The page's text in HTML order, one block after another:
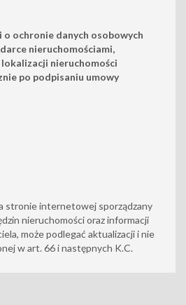
o ochronie danych osobowych
nieruchomościami,
lokalizacji nieruchomości
po podpisaniu umowy
stronie internetowej sporządzany
nieruchomości oraz informacji
może podlegać aktualizacji i nie
w art. 66 i następnych K.C.